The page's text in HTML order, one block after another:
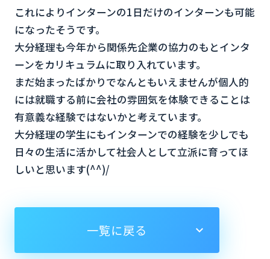
これによりインターンの1日だけのインターンも可能
になったそうです。
大分経理も今年から関係先企業の協力のもとインタ
ーンをカリキュラムに取り入れています。
まだ始まったばかりでなんともいえませんが個人的
には就職する前に会社の雰囲気を体験できることは
有意義な経験ではないかと考えています。
大分経理の学生にもインターンでの経験を少しでも
日々の生活に活かして社会人として立派に育ってほ
しいと思います(^^)/
一覧に戻る